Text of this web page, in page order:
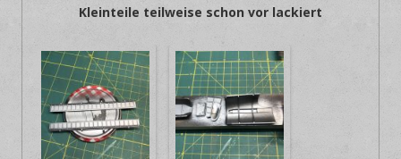
Kleinteile teilweise schon vor lackiert